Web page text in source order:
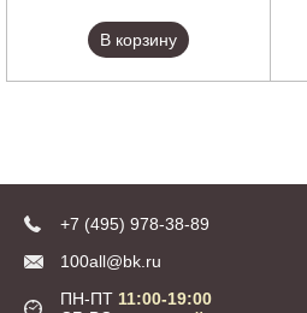
В корзину
+7 (495) 978-38-89
100all@bk.ru
ПН-ПТ 11:00-19:00